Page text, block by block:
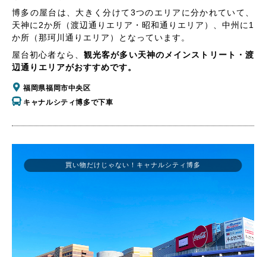
博多の屋台は、大きく分けて3つのエリアに分かれていて、
天神に2か所（渡辺通りエリア・昭和通りエリア）、中州に1
か所（那珂川通りエリア）となっています。
屋台初心者なら、 観光客が多い天神のメインストリート・渡
辺通りエリアがおすすめです。
福岡県福岡市中央区
キャナルシティ博多で下車
買い物だけじゃない！キャナルシティ博多